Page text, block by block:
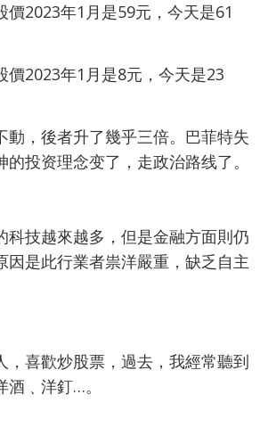
價2023年1月是59元，今天是61
價2023年1月是8元，今天是23
動，後者升了幾乎三倍。巴菲特失
投资理念变了，走政治路线了。
科技越來越多，但是金融方面則仍
因是此行業者祟洋嚴重，缺乏自主
，喜歡炒股票，過去，我經常聽到
﹑洋釘…。